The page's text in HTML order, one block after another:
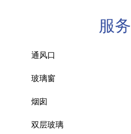
服务
通风口
玻璃窗
烟囱
双层玻璃